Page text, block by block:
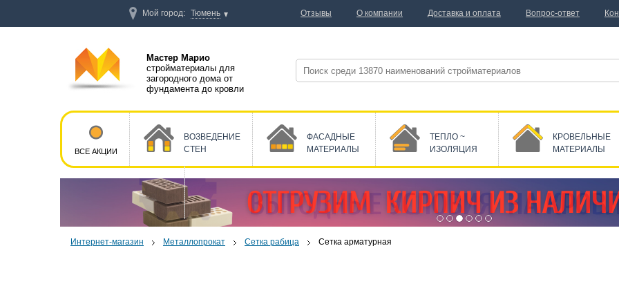
Интернет-магазин Металлопрокат Сетка рабица Сетка арматурная
Мастер Марио
стройматериалы для
загородного дома от
фундамента до кровли
ВСЕ АКЦИИ
ВОЗВЕДЕНИЕ
СТЕН
ФАСАДНЫЕ
МАТЕРИАЛЫ
ТЕПЛО ~
ИЗОЛЯЦИЯ
КРОВЕЛЬНЫЕ
МАТЕРИАЛЫ
Мой город: Тюмень Отзывы О компании Доставка и оплата Вопрос-ответ